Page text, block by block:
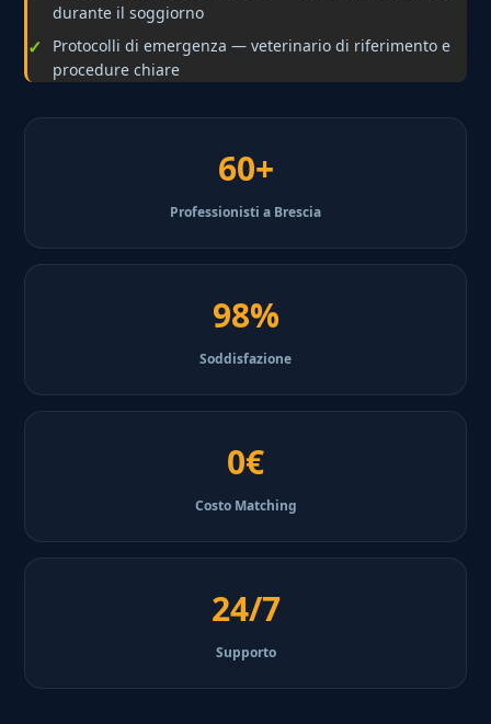
durante il soggiorno
Protocolli di emergenza — veterinario di riferimento e
procedure chiare
60+
Professionisti a Brescia
98%
Soddisfazione
0€
Costo Matching
24/7
Supporto